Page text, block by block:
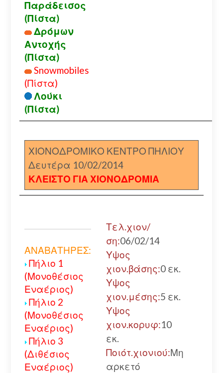
Παράδεισος
(Πίστα)
Δρόμων
Αντοχής
(Πίστα)
Snowmobiles
(Πίστα)
Λούκι
(Πίστα)
ΧΙΟΝΟΔΡΟΜΙΚΟ ΚΕΝΤΡΟ ΠΗΛΙΟΥ
Δευτέρα 10/02/2014
ΚΛΕΙΣΤΟ ΓΙΑ ΧΙΟΝΟΔΡΟΜΙΑ
ΑΝΑΒΑΤΗΡΕΣ:
Πήλιο 1
(Μονοθέσιος
Εναέριος)
Πήλιο 2
(Μονοθέσιος
Εναέριος)
Πήλιο 3
(Διθέσιος
Εναέριος)
Τελ.χιον/
ση:06/02/14
Υψος
χιον.βάσης:0 εκ.
Υψος
χιον.μέσης:5 εκ.
Υψος
χιον.κορυφ:10
εκ.
Ποιότ.χιονιού:Μη
αρκετό